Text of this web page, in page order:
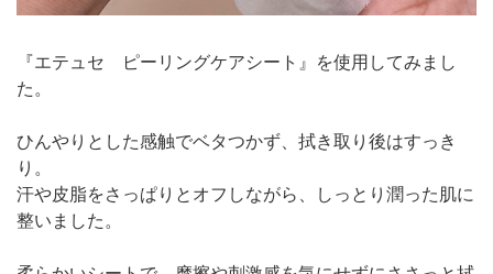
『エテュセ ピーリングケアシート』を使用してみまし
た。
ひんやりとした感触でベタつかず、拭き取り後はすっき
り。
汗や皮脂をさっぱりとオフしながら、しっとり潤った肌に
整いました。